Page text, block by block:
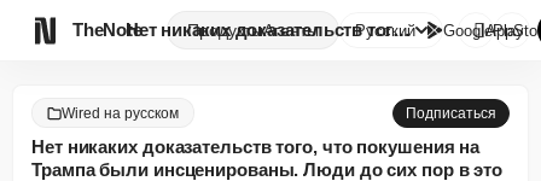
TheNote ПродуктыАгенты Нет никаких доказательств того...
Русский GooglePlay

Wired на русском Подписаться
Нет никаких доказательств того, что покушения на
Трампа были инсценированы. Люди до сих пор в это